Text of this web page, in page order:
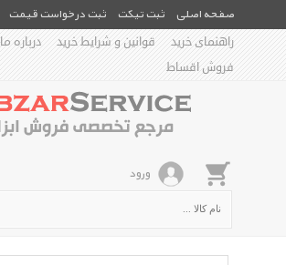
صفحه اصلی ثبت تیکت ثبت درخواست قیمت
راهنمای خرید
قوانین و شرایط خرید درباره ما
فروش اقساط
ورود